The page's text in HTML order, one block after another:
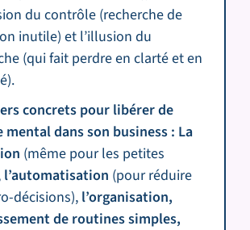
du contrôle (recherche de
inutile) et l’illusion du
(qui fait perdre en clarté et en
concrets pour libérer de
mental dans son business : La
(même pour les petites
l’automatisation (pour réduire
décisions), l’organisation,
de routines simples,